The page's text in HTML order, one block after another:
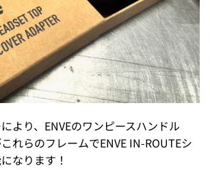
より、ENVEのワンピースハンドル
れらのフレームでENVE IN-ROUTEシ
なります！